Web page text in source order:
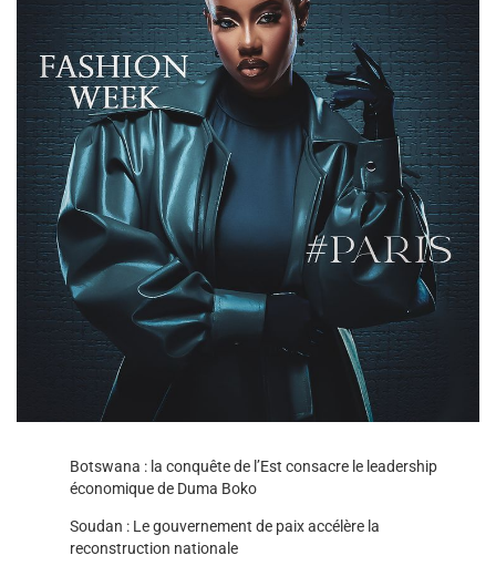
Botswana : la conquête de l’Est consacre le leadership
économique de Duma Boko
Soudan : Le gouvernement de paix accélère la
reconstruction nationale